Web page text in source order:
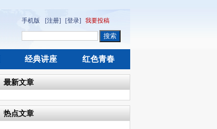
手机版 [注册] [登录] 我要投稿
经典讲座 红色青春
最新文章
热点文章